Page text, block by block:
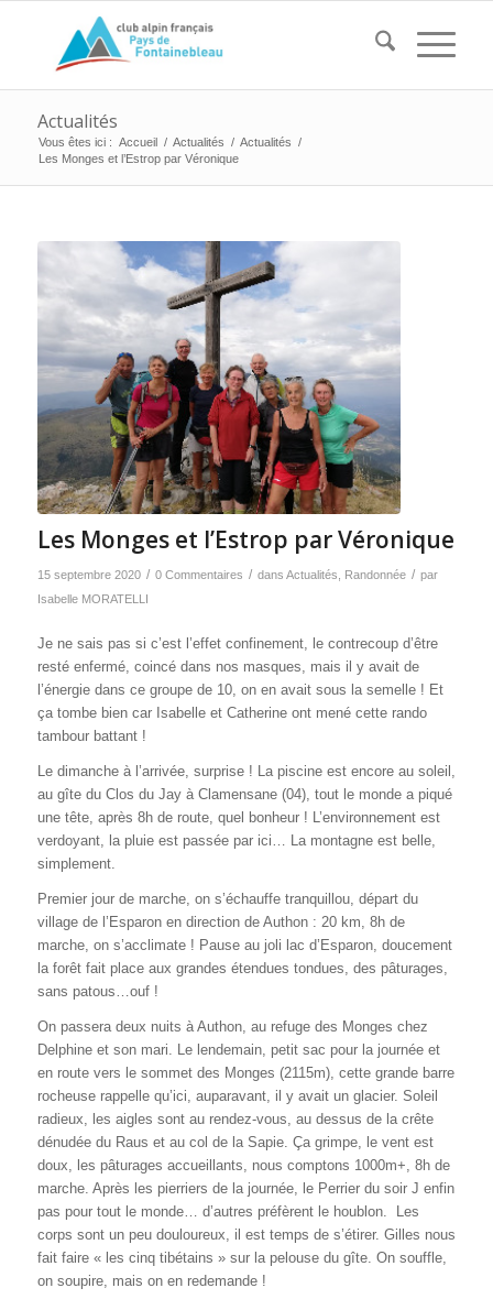
Actualités
Vous êtes ici : Accueil / Actualités / Actualités /
Les Monges et l’Estrop par Véronique
Les Monges et l’Estrop par Véronique
15 septembre 2020 / 0 Commentaires / dans Actualités Randonnée / par
Isabelle MORATELLI
Je ne sais pas si c’est l’effet confinement, le contrecoup d’être
resté enfermé, coincé dans nos masques, mais il y avait de
l’énergie dans ce groupe de 10, on en avait sous la semelle ! Et
ça tombe bien car Isabelle et Catherine ont mené cette rando
tambour battant !
Le dimanche à l’arrivée, surprise ! La piscine est encore au soleil,
au gîte du Clos du Jay à Clamensane (04), tout le monde a piqué
une tête, après 8h de route, quel bonheur ! L’environnement est
verdoyant, la pluie est passée par ici… La montagne est belle,
simplement.
Premier jour de marche, on s’échauffe tranquillou, départ du
village de l’Esparon en direction de Authon : 20 km, 8h de
marche, on s’acclimate ! Pause au joli lac d’Esparon, doucement
la forêt fait place aux grandes étendues tondues, des pâturages,
sans patous…ouf !
On passera deux nuits à Authon, au refuge des Monges chez
Delphine et son mari. Le lendemain, petit sac pour la journée et
en route vers le sommet des Monges (2115m), cette grande barre
rocheuse rappelle qu’ici, auparavant, il y avait un glacier. Soleil
radieux, les aigles sont au rendez-vous, au dessus de la crête
dénudée du Raus et au col de la Sapie. Ça grimpe, le vent est
doux, les pâturages accueillants, nous comptons 1000m+, 8h de
marche. Après les pierriers de la journée, le Perrier du soir J enfin
pas pour tout le monde… d’autres préfèrent le houblon. Les
corps sont un peu douloureux, il est temps de s’étirer. Gilles nous
fait faire « les cinq tibétains » sur la pelouse du gîte. On souffle,
on soupire, mais on en redemande !